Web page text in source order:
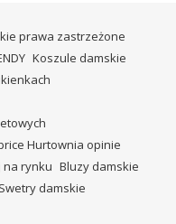
prawa zastrzeżone
Koszule damskie
Hurtownia opinie
na rynku Bluzy damskie
Swetry damskie